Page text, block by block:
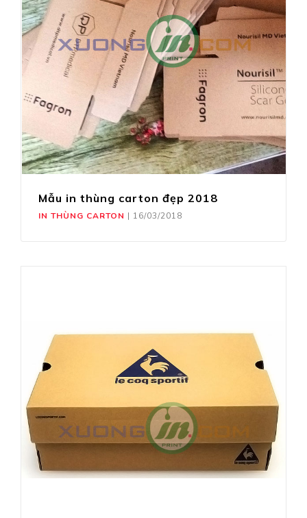
Mẫu in thùng carton đẹp 2018
IN THÙNG CARTON | 16/03/2018